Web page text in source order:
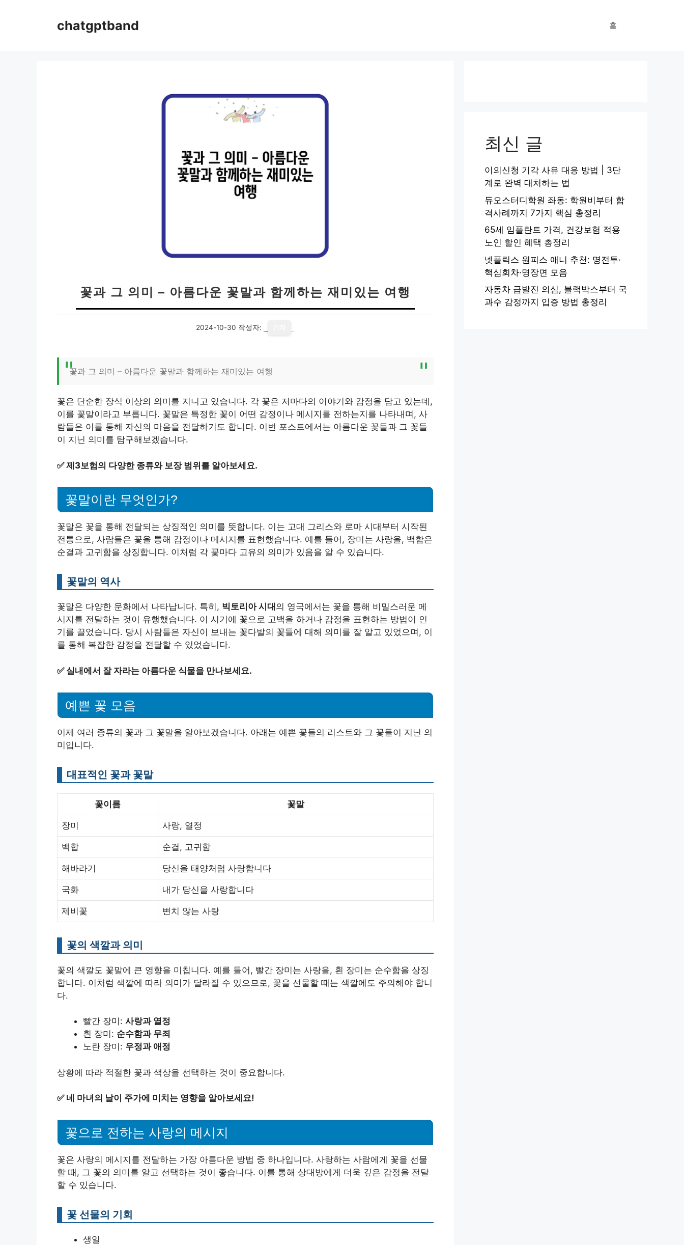
chatgptband 홈
꽃과 그 의미 – 아름다운 꽃말과 함께하는 재미있는 여행
2024-10-30 작성자:
꽃과 그 의미 – 아름다운 꽃말과 함께하는 재미있는 여행
꽃은 단순한 장식 이상의 의미를 지니고 있습니다. 각 꽃은 저마다의 이야기와 감정을 담고 있는데,
이를 꽃말이라고 부릅니다. 꽃말은 특정한 꽃이 어떤 감정이나 메시지를 전하는지를 나타내며, 사
람들은 이를 통해 자신의 마음을 전달하기도 합니다. 이번 포스트에서는 아름다운 꽃들과 그 꽃들
이 지닌 의미를 탐구해보겠습니다.
✅제3보험의 다양한 종류와 보장 범위를 알아보세요.
꽃말이란 무엇인가?
꽃말은 꽃을 통해 전달되는 상징적인 의미를 뜻합니다. 이는 고대 그리스와 로마 시대부터 시작된
전통으로, 사람들은 꽃을 통해 감정이나 메시지를 표현했습니다. 예를 들어, 장미는 사랑을, 백합은
순결과 고귀함을 상징합니다. 이처럼 각 꽃마다 고유의 의미가 있음을 알 수 있습니다.
꽃말의 역사
꽃말은 다양한 문화에서 나타납니다. 특히, 빅토리아 시대 의 영국에서는 꽃을 통해 비밀스러운 메
시지를 전달하는 것이 유행했습니다. 이 시기에 꽃으로 고백을 하거나 감정을 표현하는 방법이 인
기를 끌었습니다. 당시 사람들은 자신이 보내는 꽃다발의 꽃들에 대해 의미를 잘 알고 있었으며, 이
를 통해 복잡한 감정을 전달할 수 있었습니다.
✅ 실내에서 잘 자라는 아름다운 식물을 만나보세요.
예쁜 꽃 모음
이제 여러 종류의 꽃과 그 꽃말을 알아보겠습니다. 아래는 예쁜 꽃들의 리스트와 그 꽃들이 지닌 의
미입니다.
대표적인 꽃과 꽃말
꽃이름 꽃말
장미 사랑, 열정
백합 순결, 고귀함
해바라기 당신을 태양처럼 사랑합니다
국화 내가 당신을 사랑합니다
제비꽃 변치 않는 사랑
꽃의 색깔과 의미
꽃의 색깔도 꽃말에 큰 영향을 미칩니다. 예를 들어, 빨간 장미는 사랑을, 흰 장미는 순수함을 상징
합니다. 이처럼 색깔에 따라 의미가 달라질 수 있으므로, 꽃을 선물할 때는 색깔에도 주의해야 합니
다.
빨간 장미: 사랑과 열정
흰 장미: 순수함과 무죄
노란 장미: 우정과 애정
상황에 따라 적절한 꽃과 색상을 선택하는 것이 중요합니다.
✅ 네 마녀의 날이 주가에 미치는 영향을 알아보세요!
꽃으로 전하는 사랑의 메시지
꽃은 사랑의 메시지를 전달하는 가장 아름다운 방법 중 하나입니다. 사랑하는 사람에게 꽃을 선물
할 때, 그 꽃의 의미를 알고 선택하는 것이 좋습니다. 이를 통해 상대방에게 더욱 깊은 감정을 전달
할 수 있습니다.
꽃 선물의 기회
생일
최신 글
이의신청 기각 사유 대응 방법 | 3단
계로 완벽 대처하는 법
듀오스터디학원 좌동: 학원비부터 합
격사례까지 7가지 핵심 총정리
65세 임플란트 가격, 건강보험 적용
노인 할인 혜택 총정리
넷플릭스 원피스 애니 추천: 명전투·
핵심회차·명장면 모음
자동차 급발진 의심, 블랙박스부터 국
과수 감정까지 입증 방법 총정리